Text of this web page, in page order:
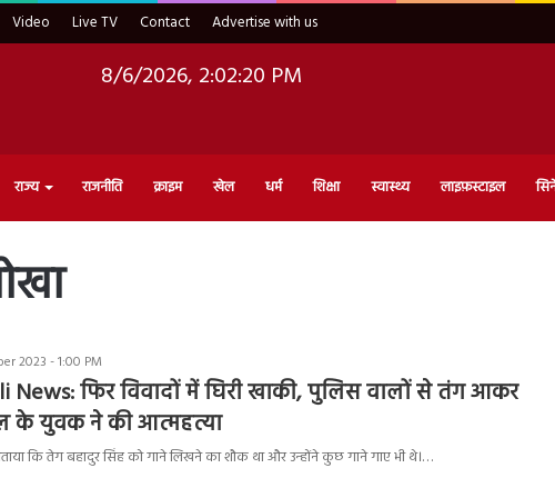
Video Live TV Contact Advertise with us
8/6/2026, 2:02:21 PM
राज्य राजनीति क्राइम खेल धर्म शिक्षा स्वास्थ्य लाइफ़स्टाइल
2023 - 1:00 PM
News: फिर विवादों में घिरी खाकी, पुलिस वालों से तंग आकर
के युवक ने की आत्महत्या
कि तेग बहादुर सिंह को गाने लिखने का शौक था और उन्होंने कुछ गाने गाए भी थे।…